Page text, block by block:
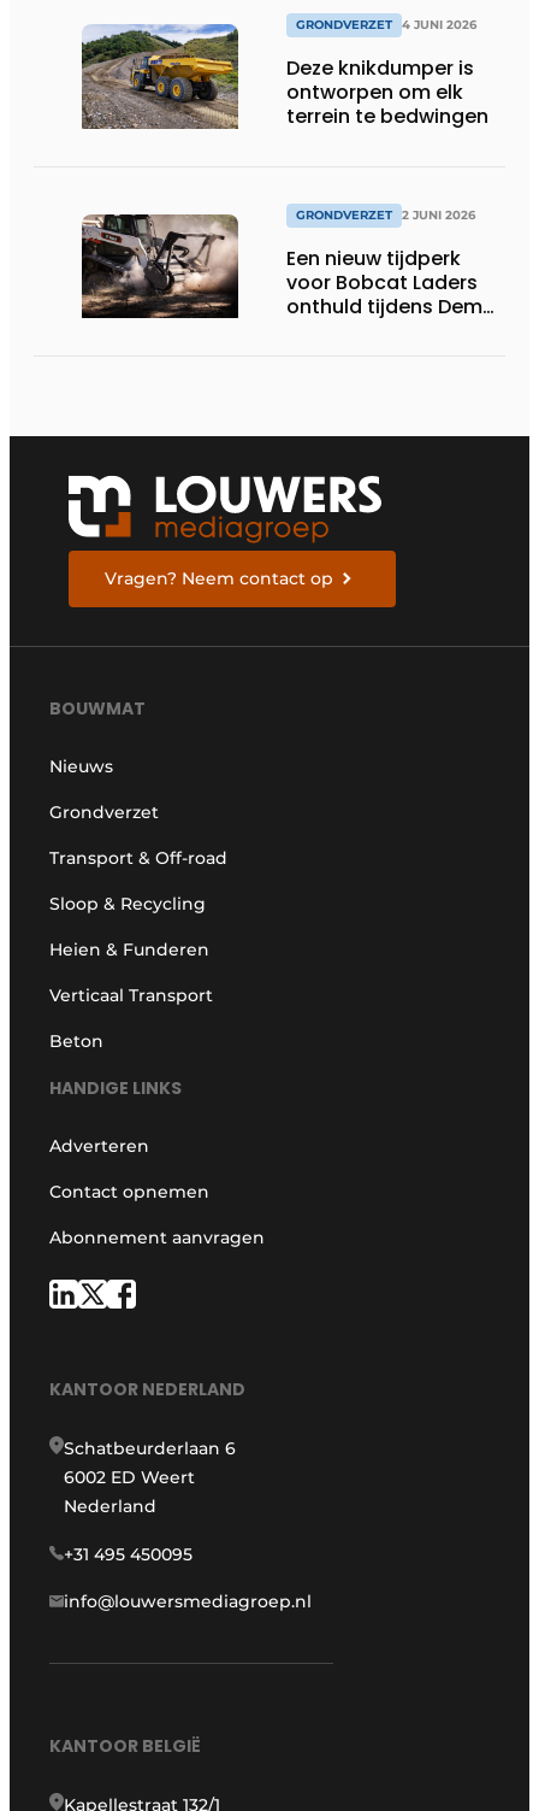
besturing.
GRONDVERZET 4 JUNI 2026
Deze knikdumper is
ontworpen om elk
terrein te bedwingen
GRONDVERZET 2 JUNI 2026
Een nieuw tijdperk
voor Bobcat Laders
onthuld tijdens Demo
Vragen? Neem contact op
BOUWMAT
Nieuws
Grondverzet
Transport & Off-road
Sloop & Recycling
Heien & Funderen
Verticaal Transport
Beton
HANDIGE LINKS
Adverteren
Contact opnemen
Abonnement aanvragen
KANTOOR NEDERLAND
Schatbeurderlaan 6
6002 ED Weert
Nederland
+31 495 450095
info@louwersmediagroep.nl
KANTOOR BELGIË
Kapellestraat 132/1